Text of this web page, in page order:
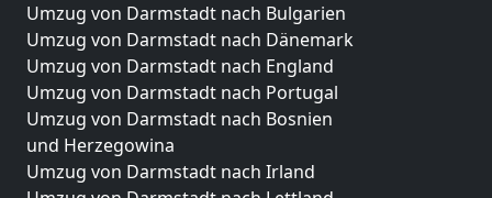
Umzug von Darmstadt nach Bulgarien
Umzug von Darmstadt nach Dänemark
Umzug von Darmstadt nach England
Umzug von Darmstadt nach Portugal
Umzug von Darmstadt nach Bosnien
und Herzegowina
Umzug von Darmstadt nach Irland